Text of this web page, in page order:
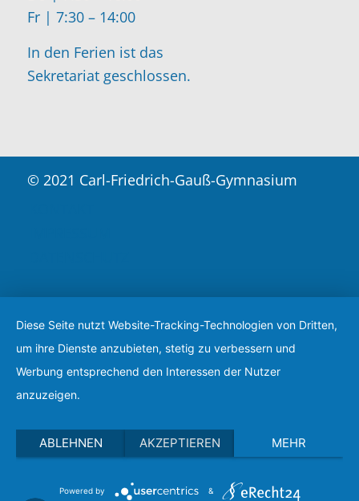
Fr | 7:30 – 14:00
In den Ferien ist das
Sekretariat geschlossen.
© 2021 Carl-Friedrich-Gauß-Gymnasium
Diese Seite nutzt Website-Tracking-Technologien von Dritten,
um ihre Dienste anzubieten, stetig zu verbessern und
Werbung entsprechend den Interessen der Nutzer
anzuzeigen.
ABLEHNEN AKZEPTIEREN MEHR
Powered by &